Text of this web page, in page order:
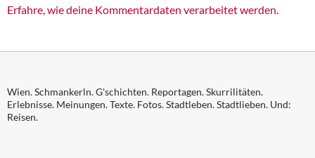
Erfahre, wie deine Kommentardaten verarbeitet werden.
Wien. Schmankerln. G'schichten. Reportagen. Skurrilitäten.
Erlebnisse. Meinungen. Texte. Fotos. Stadtleben. Stadtlieben. Und:
Reisen.